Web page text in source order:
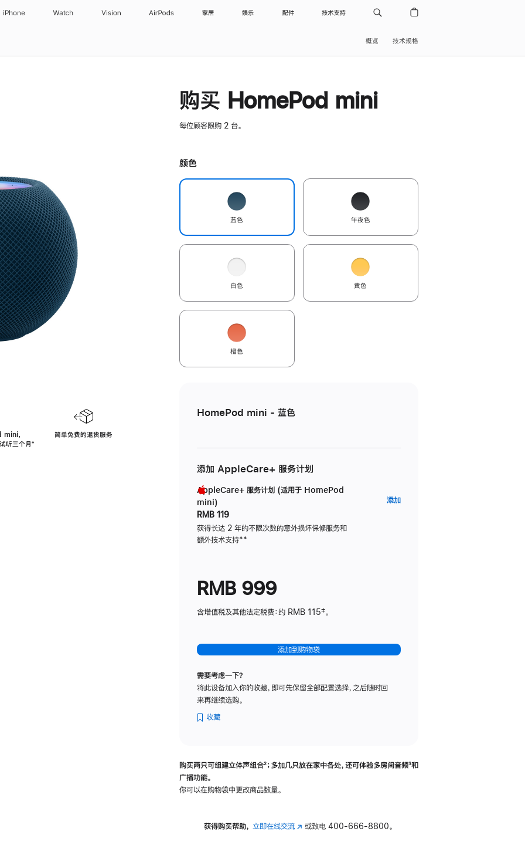
iPhone Watch Vision AirPods 家居 娱乐 配件 技术支持
概览 技术规格
，
听三个月脚
⁺
简单免费的退货服务
购买 HomePod mini
每位顾客限购 2 台。
颜色
蓝色 午夜色
白色 黄色
橙色
HomePod mini - 蓝色
添加 AppleCare+ 服务计划
AppleCare+ 服务计划 (适用于 HomePod
mini)
RMB 119
获得长达 2 年的不限次数的意外损坏保修服务和
额外技术支持脚
**
添加AppleCare+
RMB 999
含增值税及其他法定税费：约 RMB 115‡。
添加到购物袋
需要考虑一下？
将此设备加入你的收藏，即可先保留全部配置选择，之后随时回
来再继续选购。
收藏
购买两只可组建立体声组合脚
²；多加几只放在家中各处，还可体验多‍房‍间音频脚
³和
广播功能。
你可以在购物袋中更改商品数量。
获得购买帮助， 立即在线交流(在 或致电 400-666-8800。